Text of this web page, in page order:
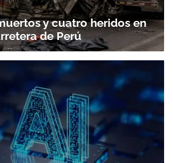
y cuatro heridos en
de Perú